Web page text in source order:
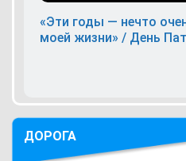
«Эти годы — нечто
моей жизни» / День
ДОРОГА